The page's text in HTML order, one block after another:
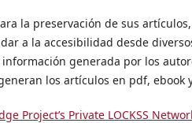
la preservación de sus
a la accesibilidad desde
generada por los
los artículos en pdf, ebook
Project’s Private LOCKSS